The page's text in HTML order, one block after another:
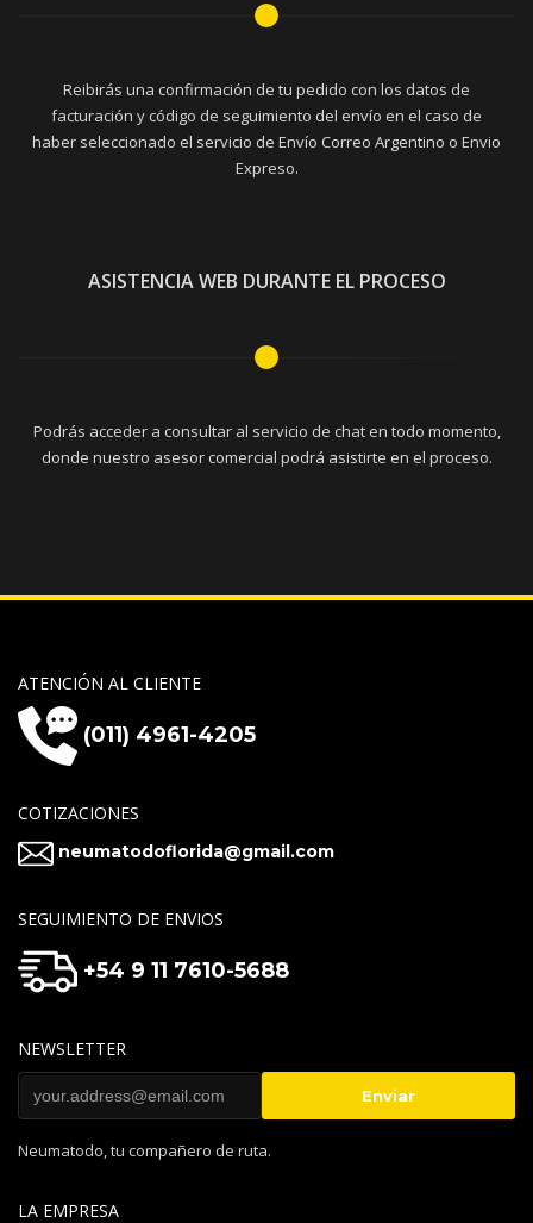
Reibirás una confirmación de tu pedido con los datos de
facturación y código de seguimiento del envío en el caso de
haber seleccionado el servicio de Envío Correo Argentino o Envio
Expreso.
ASISTENCIA WEB DURANTE EL PROCESO
Podrás acceder a consultar al servicio de chat en todo momento,
donde nuestro asesor comercial podrá asistirte en el proceso.
ATENCIÓN AL CLIENTE
(011) 4961-4205
COTIZACIONES
neumatodoflorida@gmail.com
SEGUIMIENTO DE ENVIOS
+54 9 11 7610-5688
NEWSLETTER
Neumatodo, tu compañero de ruta.
LA EMPRESA